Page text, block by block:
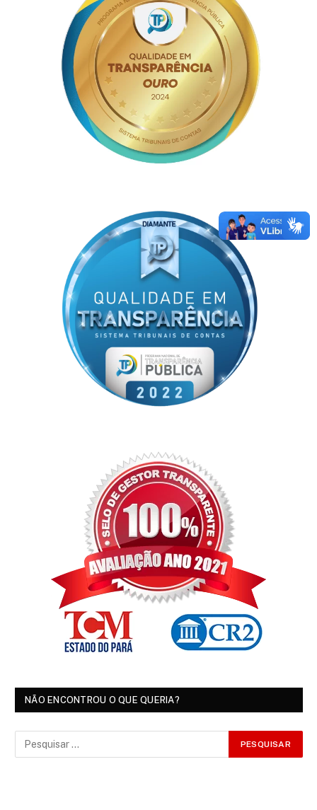
NÃO ENCONTROU O QUE QUERIA?